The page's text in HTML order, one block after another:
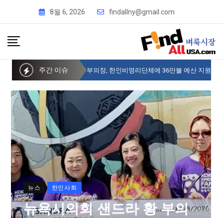
8월 6, 2026 findallny@gmail.com
주간 이슈
뉴욕시의회 샌드라 황 부의장, 한인비영리단체에 36만불 예산 지원
뉴스 한인사회
뉴욕시의회 샌드라 황 부의